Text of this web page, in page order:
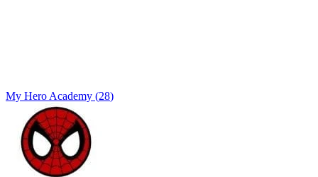
My Hero Academy (28)